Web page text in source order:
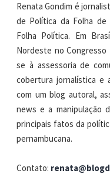
Renata Gondim é
de Política da Folha de
Folha Política. Em
Nordeste no Congresso
se à assessoria de
cobertura jornalística e
com um blog autoral,
news e a manipulação
principais fatos da
pernambucana.
Contato: